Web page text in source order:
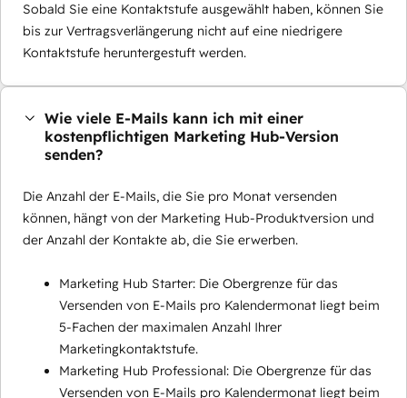
Sobald Sie eine Kontaktstufe ausgewählt haben, können Sie
bis zur Vertragsverlängerung nicht auf eine niedrigere
Kontaktstufe heruntergestuft werden.
Wie viele E-Mails kann ich mit einer
kostenpflichtigen Marketing Hub-Version
senden?
Die Anzahl der E-Mails, die Sie pro Monat versenden
können, hängt von der Marketing Hub-Produktversion und
der Anzahl der Kontakte ab, die Sie erwerben.
Marketing Hub Starter: Die Obergrenze für das
Versenden von E-Mails pro Kalendermonat liegt beim
5-Fachen der maximalen Anzahl Ihrer
Marketingkontaktstufe.
Marketing Hub Professional: Die Obergrenze für das
Versenden von E-Mails pro Kalendermonat liegt beim